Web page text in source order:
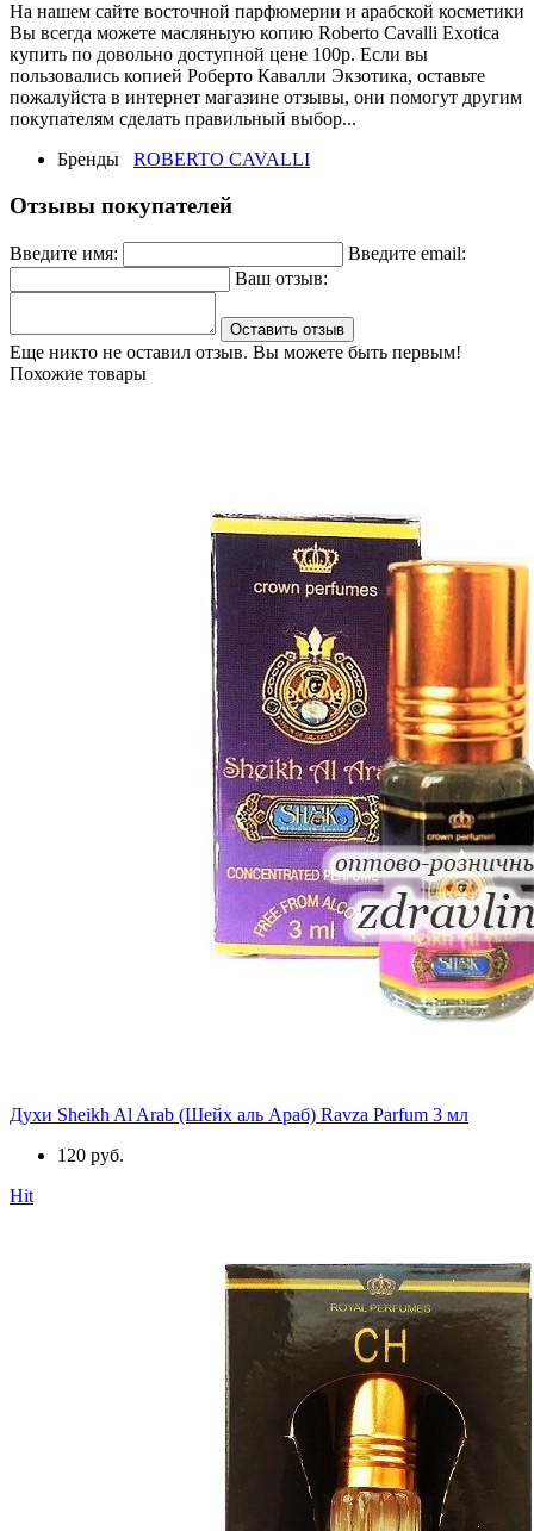
На нашем сайте восточной парфюмерии и арабской косметики
Вы всегда можете масляныую копию Roberto Cavalli Exotica
купить по довольно доступной цене 100р. Если вы
пользовались копией Роберто Кавалли Экзотика, оставьте
пожалуйста в интернет магазине отзывы, они помогут другим
покупателям сделать правильный выбор...
Бренды
ROBERTO CAVALLI
Отзывы покупателей
Введите имя:
Введите email:
Ваш отзыв:
Оставить отзыв
Еще никто не оставил отзыв. Вы можете быть первым!
Похожие товары
Духи Sheikh Al Arab (Шейх аль Араб) Ravza Parfum 3 мл
120 руб.
Hit